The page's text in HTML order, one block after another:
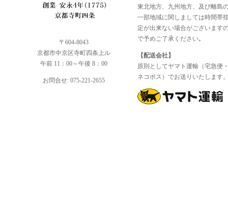
〒604-8043
京都市中京区寺町四条上ル
午前 11：00～午後 8：00
お問合せ: 075-221-2655
東北地方、九州地方、及び離島
一部地域に関しましては時間帯
定が出来ない場合がございます
で予めご了承ください｡
【配送会社】
原則としてヤマト運輸（宅急便
ネコポス）でお送りいたします